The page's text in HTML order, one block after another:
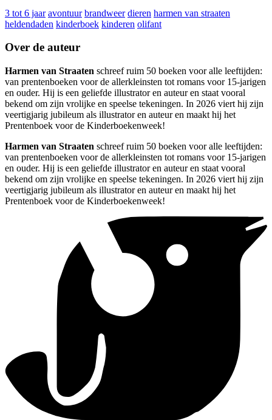
3 tot 6 jaar avontuur brandweer dieren harmen van straaten
heldendaden kinderboek kinderen olifant
Over de auteur
Harmen van Straaten schreef ruim 50 boeken voor alle leeftijden:
van prentenboeken voor de allerkleinsten tot romans voor 15-jarigen
en ouder. Hij is een geliefde illustrator en auteur en staat vooral
bekend om zijn vrolijke en speelse tekeningen. In 2026 viert hij zijn
veertigjarig jubileum als illustrator en auteur en maakt hij het
Prentenboek voor de Kinderboekenweek!
Harmen van Straaten schreef ruim 50 boeken voor alle leeftijden:
van prentenboeken voor de allerkleinsten tot romans voor 15-jarigen
en ouder. Hij is een geliefde illustrator en auteur en staat vooral
bekend om zijn vrolijke en speelse tekeningen. In 2026 viert hij zijn
veertigjarig jubileum als illustrator en auteur en maakt hij het
Prentenboek voor de Kinderboekenweek!